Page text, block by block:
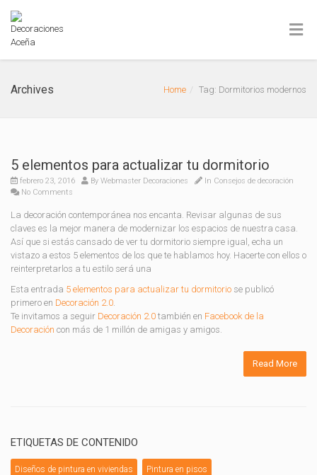
Archives Home Tag: Dormitorios modernos
5 elementos para actualizar tu dormitorio
febrero 23, 2016 By Webmaster Decoraciones In Consejos de decoración
No Comments
La decoración contemporánea nos encanta. Revisar algunas de sus
claves es la mejor manera de modernizar los espacios de nuestra casa.
Así que si estás cansado de ver tu dormitorio siempre igual, echa un
vistazo a estos 5 elementos de los que te hablamos hoy. Hacerte con ellos o
reinterpretarlos a tu estilo será una
Esta entrada 5 elementos para actualizar tu dormitorio se publicó
primero en Decoración 2.0.
Te invitamos a seguir Decoración 2.0 también en Facebook de la
Decoración con más de 1 millón de amigas y amigos.
Read More
ETIQUETAS DE CONTENIDO
Diseños de pintura en viviendas Pintura en pisos